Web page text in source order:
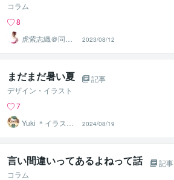
コラム
8
虎紫志織＠同じ
目線の『駆け込
み寺』
2023/08/12
まだまだ暑い夏
記事
デザイン・イラスト
7
Yuki ＊イラスト
レーター
2024/08/19
言い間違いってあるよねって話
記事
コラム